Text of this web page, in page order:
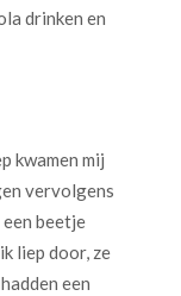
drinken en
kwamen mij
vervolgens
beetje
liep door, ze
een